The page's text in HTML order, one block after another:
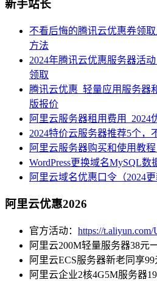
新手站长
不看后悔的腾讯云优惠券领
方法
2024年腾讯云优惠服务器活
领取
腾讯云优惠_轻量应用服务器
版报价
阿里云服务器租用费用_2024
2024特价云服务器推荐5个，
阿里云服务器购买和使用教程
WordPress更换域名MySQL
阿里云域名优惠口令（2024更
阿里云优惠2026
官方活动： https://
阿里云200M轻量服务器38元
阿里云ECS服务器新老同享
阿里云企业2核4G5M服务器